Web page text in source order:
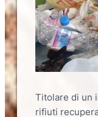
Titolare di un
rifiuti